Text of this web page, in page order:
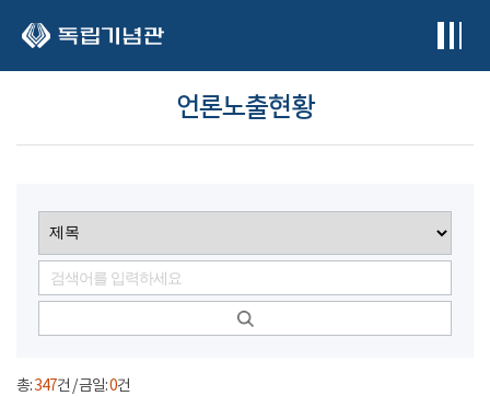
언론노출현황
총:347건 / 금일:0건